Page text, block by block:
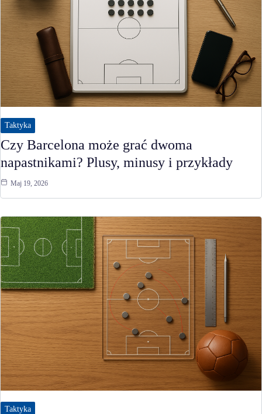
Taktyka
Czy Barcelona może grać dwoma
napastnikami? Plusy, minusy i przykłady
Maj 19, 2026
Taktyka